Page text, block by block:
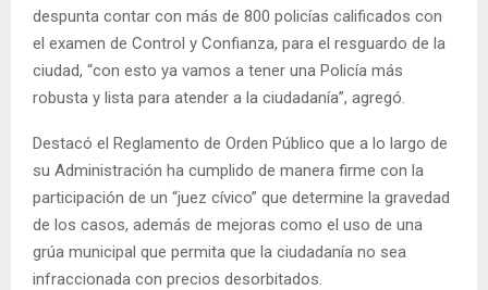
despunta contar con más de 800 policías calificados con
el examen de Control y Confianza, para el resguardo de la
ciudad, “con esto ya vamos a tener una Policía más
robusta y lista para atender a la ciudadanía”, agregó.
Destacó el Reglamento de Orden Público que a lo largo de
su Administración ha cumplido de manera firme con la
participación de un “juez cívico” que determine la gravedad
de los casos, además de mejoras como el uso de una
grúa municipal que permita que la ciudadanía no sea
infraccionada con precios desorbitados.